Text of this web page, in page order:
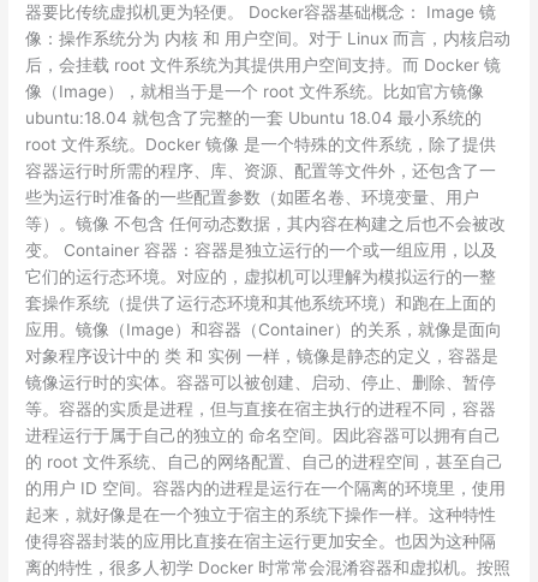
器要比传统虚拟机更为轻便。 Docker容器基础概念： Image 镜
像：操作系统分为 内核 和 用户空间。对于 Linux 而言，内核启动
后，会挂载 root 文件系统为其提供用户空间支持。而 Docker 镜
像（Image），就相当于是一个 root 文件系统。比如官方镜像
ubuntu:18.04 就包含了完整的一套 Ubuntu 18.04 最小系统的
root 文件系统。Docker 镜像 是一个特殊的文件系统，除了提供
容器运行时所需的程序、库、资源、配置等文件外，还包含了一
些为运行时准备的一些配置参数（如匿名卷、环境变量、用户
等）。镜像 不包含 任何动态数据，其内容在构建之后也不会被改
变。 Container 容器：容器是独立运行的一个或一组应用，以及
它们的运行态环境。对应的，虚拟机可以理解为模拟运行的一整
套操作系统（提供了运行态环境和其他系统环境）和跑在上面的
应用。镜像（Image）和容器（Container）的关系，就像是面向
对象程序设计中的 类 和 实例 一样，镜像是静态的定义，容器是
镜像运行时的实体。容器可以被创建、启动、停止、删除、暂停
等。容器的实质是进程，但与直接在宿主执行的进程不同，容器
进程运行于属于自己的独立的 命名空间。因此容器可以拥有自己
的 root 文件系统、自己的网络配置、自己的进程空间，甚至自己
的用户 ID 空间。容器内的进程是运行在一个隔离的环境里，使用
起来，就好像是在一个独立于宿主的系统下操作一样。这种特性
使得容器封装的应用比直接在宿主运行更加安全。也因为这种隔
离的特性，很多人初学 Docker 时常常会混淆容器和虚拟机。按照